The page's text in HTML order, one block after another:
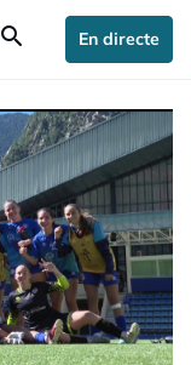
search En directe